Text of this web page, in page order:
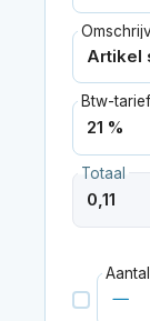
Btw-tarief
Totaal
Aantal